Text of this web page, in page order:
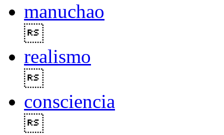
manuchao
realismo
consciencia